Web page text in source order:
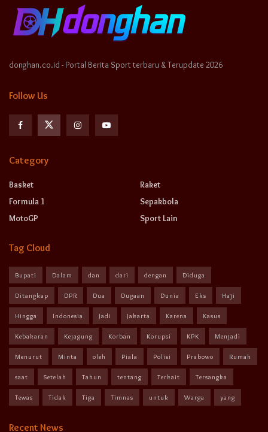
donghan.co.id - Portal Berita Sport terbaru & Terupdate 2026
Follow Us
Category
Basket
Formula 1
MotoGP
Raket
Sepakbola
Sport Lain
Tag Cloud
Bupati Dalam dan dari dengan Diduga
Ditangkap DPR Dua Dugaan Dunia Eks Haji
Hingga Indonesia Jadi Jakarta Karena Kasus
Kebakaran Kejagung Korban Korupsi KPK Menjadi
Menurut Minta oleh Piala Polisi Prabowo Rumah
saat Setelah Tahun tentang Terkait Tersangka
Tewas Tidak Tiga Timnas untuk Warga yang
Recent News